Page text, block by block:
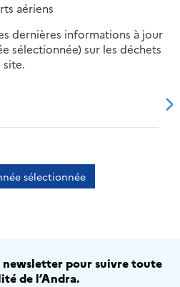
aériens
dernières informations à jour
sélectionnée) sur les déchets
site.
sélectionnée
newsletter pour suivre toute
de l’Andra.